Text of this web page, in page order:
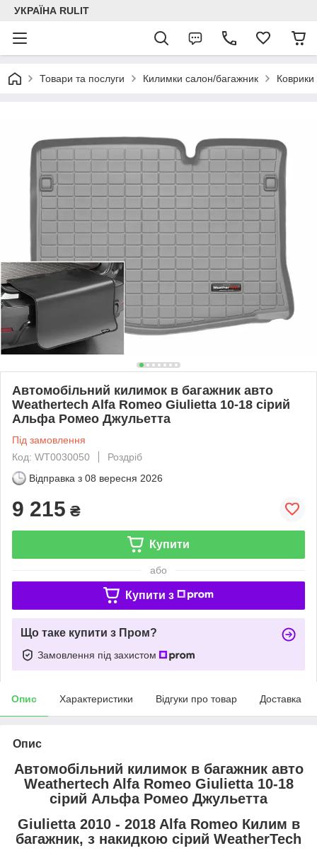
УКРАЇНА RULIT
Товари та послуги Килимки салон/багажник Коврики
Автомобільний килимок в багажник авто
Weathertech Alfa Romeo Giulietta 10-18 сірий
Альфа Ромео Джульетта
Під замовлення
Код: WT0030050
Роздріб
Відправка з 08 вересня 2026
9 215 ₴
Купити
або
Купити з
Що таке купити з Пром?
Замовлення під захистом
Опис Характеристики Відгуки про товар Доставка
Опис
Автомобільний килимок в багажник авто
Weathertech Alfa Romeo Giulietta 10-18
сірий Альфа Ромео Джульетта
Giulietta 2010 - 2018 Alfa Romeo Килим в
багажник, з накидкою сірий WeatherTech